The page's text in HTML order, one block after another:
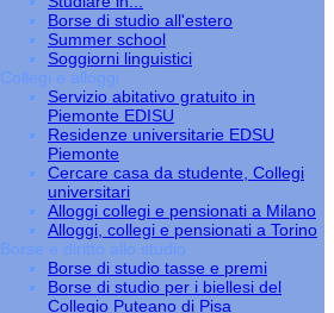
Borse di studio all'estero
Summer school
Soggiorni linguistici
Collegi e alloggi
Servizio abitativo gratuito in
Piemonte EDISU
Residenze universitarie EDSU
Piemonte
Cercare casa da studente, Collegi
universitari
Alloggi collegi e pensionati a Milano
Alloggi, collegi e pensionati a Torino
Borse e diritto allo studio
Borse di studio tasse e premi
Borse di studio per i biellesi del
Collegio Puteano di Pisa